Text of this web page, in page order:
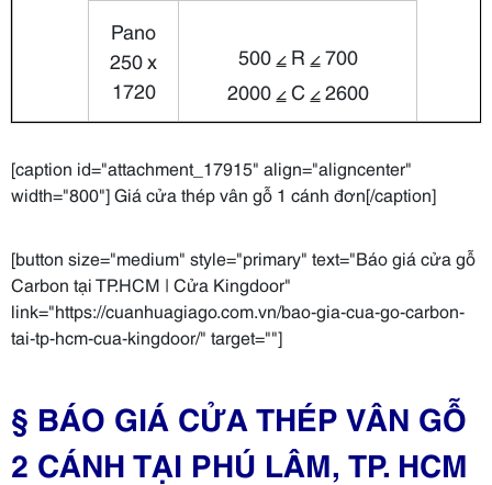
Pano
250 x
1720
500 ⦤ R ⦤ 700
2000 ⦤ C ⦤ 2600
[caption id="attachment_17915" align="aligncenter"
width="800"] Giá cửa thép vân gỗ 1 cánh đơn[/caption]
[button size="medium" style="primary" text="Báo giá cửa gỗ
Carbon tại TP.HCM | Cửa Kingdoor"
link="https://cuanhuagiago.com.vn/bao-gia-cua-go-carbon-
tai-tp-hcm-cua-kingdoor/" target=""]
§ BÁO GIÁ CỬA THÉP VÂN GỖ
2 CÁNH TẠI PHÚ LÂM, TP. HCM